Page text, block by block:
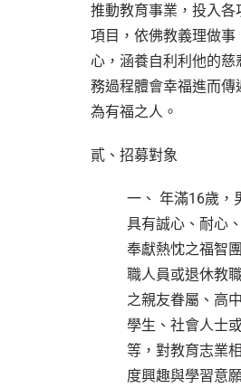
推動教育事業，投入各
項目，依佛教義理做事
心，涵養自利利他的慈
務過程體會幸福進而傳
為有福之人。
貳、招募對象
一、 年滿16歲，
具有誠心、耐心
奉獻熱忱之福智
職人員或退休教
之親友眷屬、高
學生、社會人士
等，對教育志業
度興趣與學習意